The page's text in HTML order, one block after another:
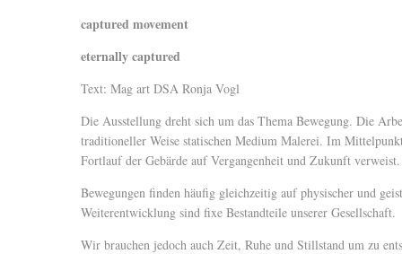
captured movement
eternally captured
Text: Mag art DSA Ronja Vogl
Die Ausstellung dreht sich um das Thema Bewegung. Die
traditioneller Weise statischen Medium Malerei. Im
Fortlauf der Gebärde auf Vergangenheit und Zukunft verweist.
Bewegungen finden häufig gleichzeitig auf physischer und
Weiterentwicklung sind fixe Bestandteile unserer Gesellschaft.
Wir brauchen jedoch auch Zeit, Ruhe und Stillstand um zu